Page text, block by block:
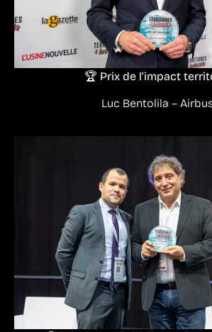
🏆 Prix de l’impact
Luc Bentolila –